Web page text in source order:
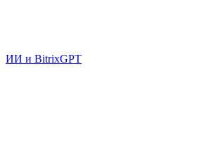
ИИ и BitrixGPT